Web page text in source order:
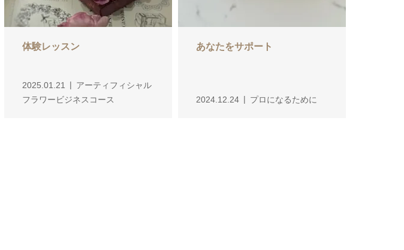
体験レッスン
2025.01.21
アーティフィシャル
フラワービジネスコース
あなたをサポート
2024.12.24 プロになるために